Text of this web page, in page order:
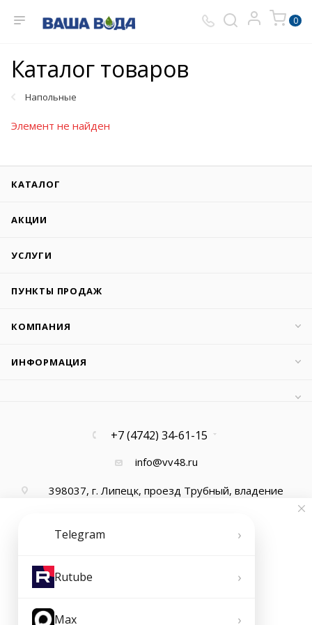
0
Каталог товаров
Напольные
Элемент не найден
КАТАЛОГ
АКЦИИ
УСЛУГИ
ПУНКТЫ ПРОДАЖ
КОМПАНИЯ
ИНФОРМАЦИЯ
+7 (4742) 34-61-15
info@vv48.ru
398037, г. Липецк, проезд Трубный, владение
Telegram ›
Rutube ›
Max ›